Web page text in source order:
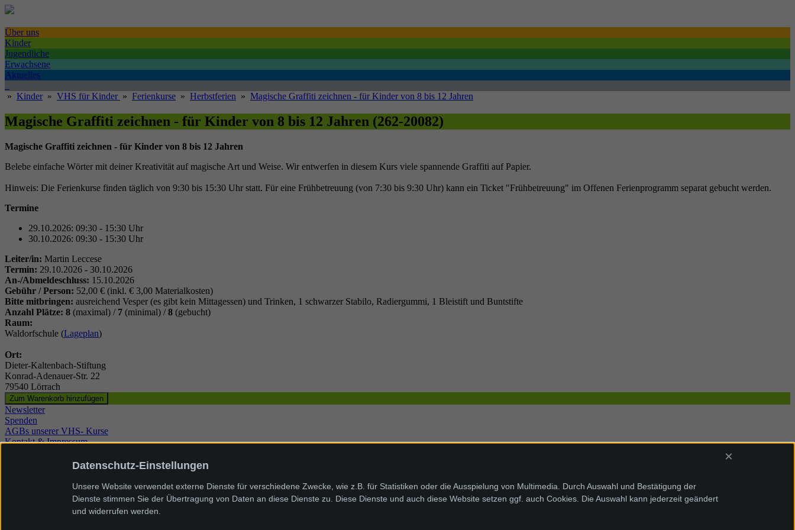
Über uns
Kinder
Jugendliche
Erwachsene
Aktuelles
» Kinder » VHS für Kinder » Ferienkurse » Herbstferien » Magische Graffiti zeichnen - für Kinder von 8 bis 12 Jahren
Magische Graffiti zeichnen - für Kinder von 8 bis 12 Jahren (262-20082)
Magische Graffiti zeichnen - für Kinder von 8 bis 12 Jahren
Belebe einfache Wörter mit deiner Kreativität auf magische Art und Weise. Wir entwerfen in diesem Kurs viele spannende Graffiti auf Papier.
Hinweis: Die Ferienkurse finden täglich von 9:30 bis 15:30 Uhr statt. Für eine Frühbetreuung (von 7:30 bis 9:30 Uhr) kann ein Ticket "Frühbetreuung" im Offenen Ferienprogramm separat gebucht werden.
Termine
29.10.2026: 09:30 - 15:30 Uhr
30.10.2026: 09:30 - 15:30 Uhr
Leiter/in: Martin Leccese
Termin: 29.10.2026 - 30.10.2026
An-/Abmeldeschluss: 15.10.2026
Gebühr / Person: 52,00 € (inkl. € 3,00 Materialkosten)
Bitte mitbringen: ausreichend Vesper (es gibt kein Mittagessen) und Trinken, 1 schwarzer Stabilo, Radiergummi, 1 Bleistift und Buntstifte
Anzahl Plätze: 8 (maximal) / 7 (minimal) /8 (gebucht)
Raum:
Waldorfschule (Lageplan)
Ort:
Dieter-Kaltenbach-Stiftung
Konrad-Adenauer-Str. 22
79540 Lörrach
Newsletter
Spenden
AGBs unserer VHS- Kurse
Kontakt & Impressum
Cookie Einstellungen
Dieter-Kaltenbach-Stiftung
Datenschutz-Einstellungen
×
Unsere Website verwendet externe Dienste für verschiedene Zwecke, wie z.B. für Statistiken oder die Ausspielung von Multimedia. Durch Auswahl und Bestätigung der
Dienste stimmen Sie der Übertragung von Daten an diese Dienste zu. Diese Dienste und auch diese Website setzen ggf. auch Cookies. Die Auswahl kann jederzeit geändert
und widerrufen werden.